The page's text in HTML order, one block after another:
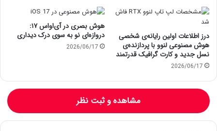
درز اطلاعات اولین رایانه‌ی شخصی
هوش مصنوعی لنوو با پردازنده‌ی
نسل جدید و کارت گرافیک قدرتمند
2026/06/17
هوش بصری در آی‌او‌اس ۱۷:
دروازه‌ای نو به سوی درک دیداری
2026/06/17
مشاهده و ثبت نظر